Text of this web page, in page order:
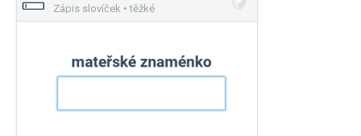
Zápis slovíček • těžké